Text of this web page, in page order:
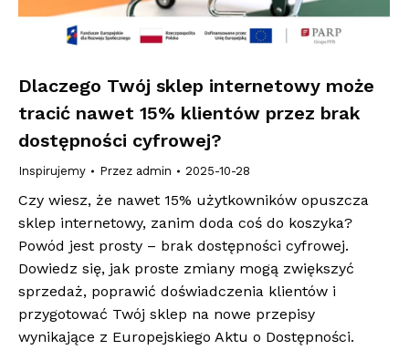
Dlaczego Twój sklep internetowy może
tracić nawet 15% klientów przez brak
dostępności cyfrowej?
Inspirujemy Przez admin 2025-10-28
Czy wiesz, że nawet 15% użytkowników opuszcza
sklep internetowy, zanim doda coś do koszyka?
Powód jest prosty – brak dostępności cyfrowej.
Dowiedz się, jak proste zmiany mogą zwiększyć
sprzedaż, poprawić doświadczenia klientów i
przygotować Twój sklep na nowe przepisy
wynikające z Europejskiego Aktu o Dostępności.